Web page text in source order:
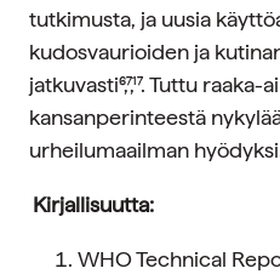
tutkimusta, ja uusia
kudosvaurioiden ja
jatkuvasti⁶,⁷,¹⁷. Tuttu
kansanperinteestä
urheilumaailman
Kirjallisuutta:
WHO Technical